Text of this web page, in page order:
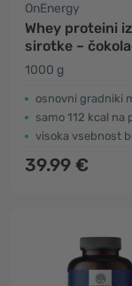
OnEnergy
Whey proteini iz
sirotke –
1000 g
osnovni gradniki
samo 112 kcal na
visoka vsebnost
39.99 €